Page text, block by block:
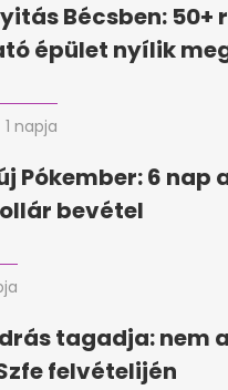
Bécsben: 50+
épület nyílik
1 napja
Pókember: 6 nap
bevétel
tagadja: nem
felvételijén